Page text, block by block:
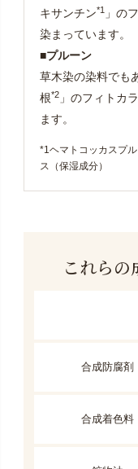
キサンチン*1 」の
染まっています。
■プルーン
草木染の染料でも
根*2 」のフィトカ
ます。
*1ヘマトコッカスプ
ス（保湿成分）
これら
合成防腐剤
合成着色料